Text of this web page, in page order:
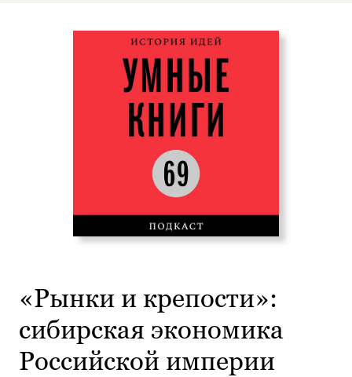
«Рынки и крепости»:
сибирская экономика
Российской империи